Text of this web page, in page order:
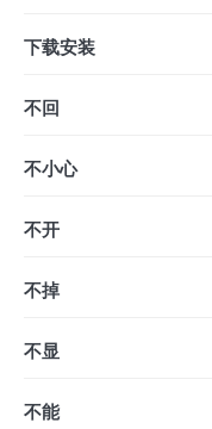
下载安装
不回
不小心
不开
不掉
不显
不能